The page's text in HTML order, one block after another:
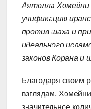
Аятолла Хомейни
унификацию
против шаха и
идеального
законов Корана и
Благодаря своим
взглядам, Хомейни
значительное